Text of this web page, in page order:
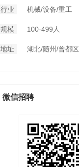
行业 机械/设备/重工
规模 100-499人
地址 湖北/随州/曾都区
微信招聘